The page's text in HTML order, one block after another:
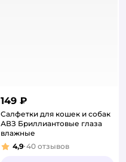
149 ₽
Салфетки для кошек и собак
АВЗ Бриллиантовые глаза
влажные
Рейтинг:
4,9 40 отзывов